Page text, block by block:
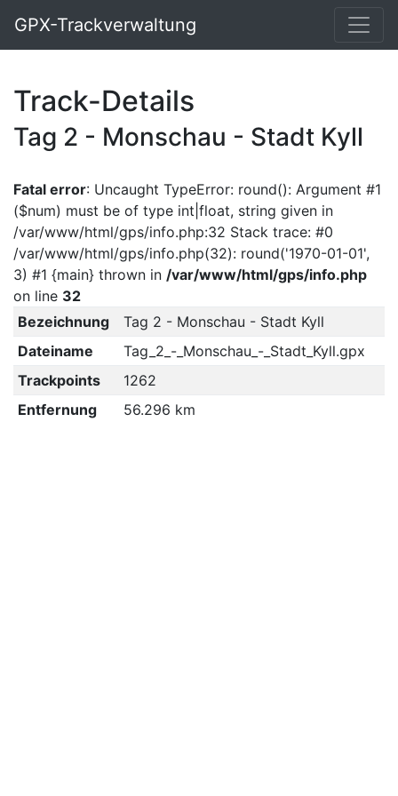
GPX-Trackverwaltung
Track-Details
Tag 2 - Monschau - Stadt Kyll
Fatal error: Uncaught TypeError: round(): Argument #1
($num) must be of type int|float, string given in
/var/www/html/gps/info.php:32 Stack trace: #0
/var/www/html/gps/info.php(32): round('1970-01-01',
3) #1 {main} thrown in /var/www/html/gps/info.php
on line 32
Bezeichnung
Tag 2 - Monschau - Stadt Kyll
Dateiname
Tag_2_-_Monschau_-_Stadt_Kyll.gpx
Trackpoints
1262
Entfernung
56.296 km